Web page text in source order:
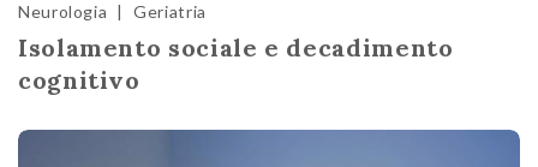
Neurologia | Geriatria
Isolamento sociale e decadimento
cognitivo